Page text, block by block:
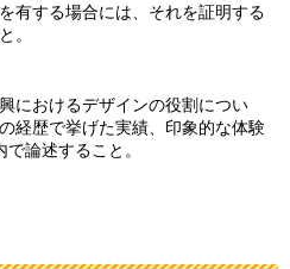
有する場合には、それを証明する
。
におけるデザインの役割につい
経歴で挙げた実績、印象的な体験
論述すること。